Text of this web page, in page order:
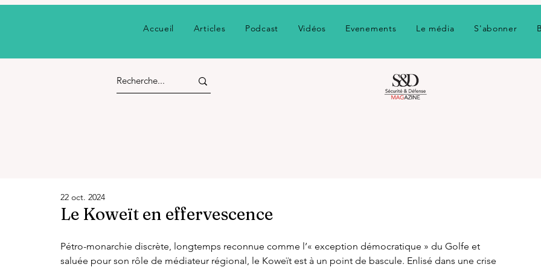
Accueil Articles Podcast Vidéos Evenements Le média S'abonner
Le Koweït en effervescence
22 oct. 2024
Pétro-monarchie discrète, longtemps reconnue comme l’« exception démocratique » du Golfe et
saluée pour son rôle de médiateur régional, le Koweït est à un point de bascule. Enlisé dans une crise